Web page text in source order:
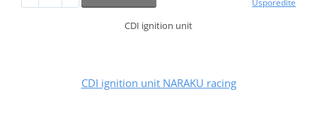
Usporedite
CDI ignition unit
CDI ignition unit NARAKU racing